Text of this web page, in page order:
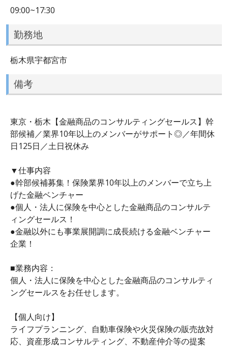
09:00~17:30
勤務地
栃木県宇都宮市
備考
東京・栃木【金融商品のコンサルティングセールス】幹
部候補／業界10年以上のメンバーがサポート◎／年間休
日125日／土日祝休み
▼仕事内容
●幹部候補募集！保険業界10年以上のメンバーで立ち上
げた金融ベンチャー
●個人・法人に保険を中心とした金融商品のコンサルテ
ィングセールス！
●金融以外にも事業展開調に成長続ける金融ベンチャー
企業！
■業務内容：
個人・法人に保険を中心とした金融商品のコンサルティ
ングセールスをお任せします。
【個人向け】
ライフプランニング、自動車保険や火災保険の販売故対
応、資産形成コンサルティング、不動産仲介等の提案